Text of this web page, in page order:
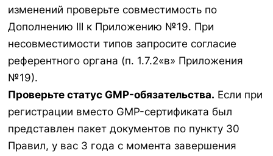
изменений проверьте совместимость по
Дополнению III к Приложению №19. При
несовместимости типов запросите согласие
референтного органа (п. 1.7.2«в» Приложения
№19).
Проверьте статус GMP-обязательства. Если при
регистрации вместо GMP-сертификата был
представлен пакет документов по пункту 30
Правил, у вас 3 года с момента завершения